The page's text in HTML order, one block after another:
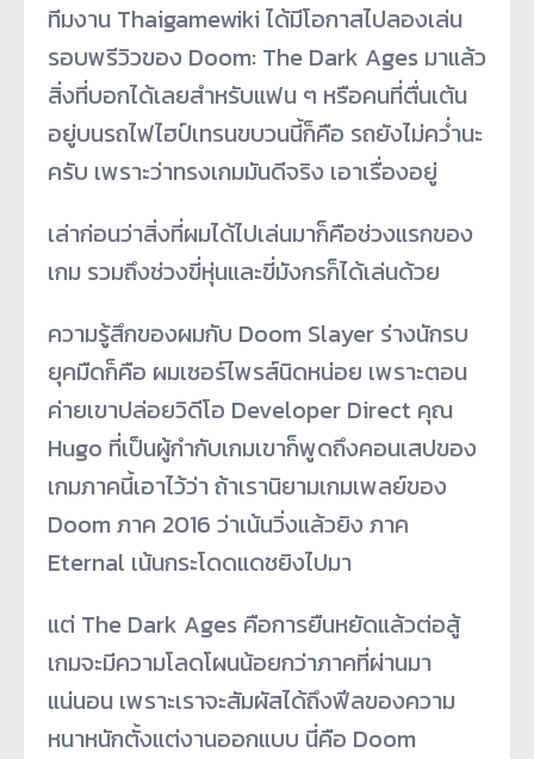
ทีมงาน Thaigamewiki ได้มีโอกาสไปลองเล่น
รอบพรีวิวของ Doom: The Dark Ages มาแล้ว
สิ่งที่บอกได้เลยสำหรับแฟน ๆ หรือคนที่ตื่นเต้น
อยู่บนรถไฟไฮป์เทรนขบวนนี้ก็คือ รถยังไม่คว่ำนะ
ครับ เพราะว่าทรงเกมมันดีจริง เอาเรื่องอยู่
เล่าก่อนว่าสิ่งที่ผมได้ไปเล่นมาก็คือช่วงแรกของ
เกม รวมถึงช่วงขี่หุ่นและขี่มังกรก็ได้เล่นด้วย
ความรู้สึกของผมกับ Doom Slayer ร่างนักรบ
ยุคมืดก็คือ ผมเซอร์ไพรส์นิดหน่อย เพราะตอน
ค่ายเขาปล่อยวิดีโอ Developer Direct คุณ
Hugo ที่เป็นผู้กำกับเกมเขาก็พูดถึงคอนเสปของ
เกมภาคนี้เอาไว้ว่า ถ้าเรานิยามเกมเพลย์ของ
Doom ภาค 2016 ว่าเน้นวิ่งแล้วยิง ภาค
Eternal เน้นกระโดดแดชยิงไปมา
แต่ The Dark Ages คือการยืนหยัดแล้วต่อสู้
เกมจะมีความโลดโผนน้อยกว่าภาคที่ผ่านมา
แน่นอน เพราะเราจะสัมผัสได้ถึงฟีลของความ
หนาหนักตั้งแต่งานออกแบบ นี่คือ Doom